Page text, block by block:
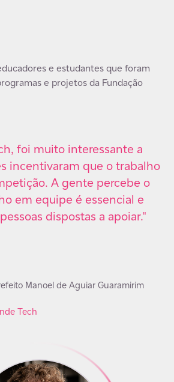
e estudantes que foram
e projetos da Fundação
foi muito interessante a
incentivaram que o trabalho
A gente percebe o
em equipe é essencial e
dispostas a apoiar."
Manoel de Aguiar Guaramirim
Tech